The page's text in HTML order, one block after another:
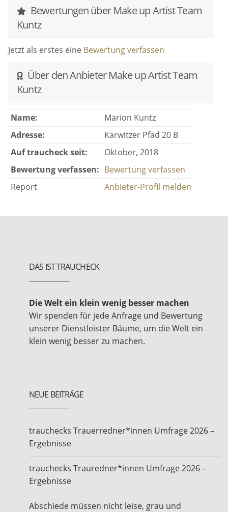
Bewertungen über Make up Artist Team
Kuntz
Jetzt als erstes eine Bewertung verfassen
Über den Anbieter Make up Artist Team
Kuntz
Name:
Marion Kuntz
Adresse:
Karwitzer Pfad 20 B
Auf traucheck seit:
Oktober, 2018
Bewertung verfassen: Bewertung verfassen
Report
Anbieter-Profil melden
DAS IST TRAUCHECK
Die Welt ein klein wenig besser machen
Wir spenden für jede Anfrage und Bewertung
unserer Dienstleister Bäume, um die Welt ein
klein wenig besser zu machen.
NEUE BEITRÄGE
trauchecks Trauerredner*innen Umfrage 2026 –
Ergebnisse
trauchecks Trauredner*innen Umfrage 2026 –
Ergebnisse
Abschiede müssen nicht leise, grau und